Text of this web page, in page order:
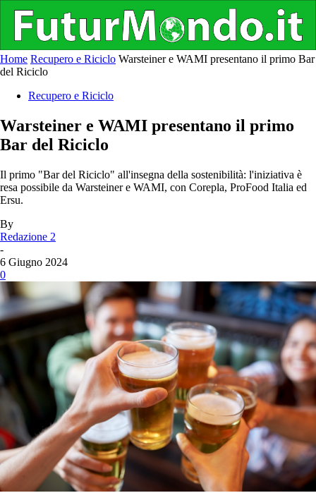
Home Recupero e Riciclo Warsteiner e WAMI presentano il primo Bar
del Riciclo
Recupero e Riciclo
Warsteiner e WAMI presentano il primo
Bar del Riciclo
Il primo "Bar del Riciclo" all'insegna della sostenibilità: l'iniziativa è
resa possibile da Warsteiner e WAMI, con Corepla, ProFood Italia ed
Ersu.
By
Redazione 2
-
6 Giugno 2024
0